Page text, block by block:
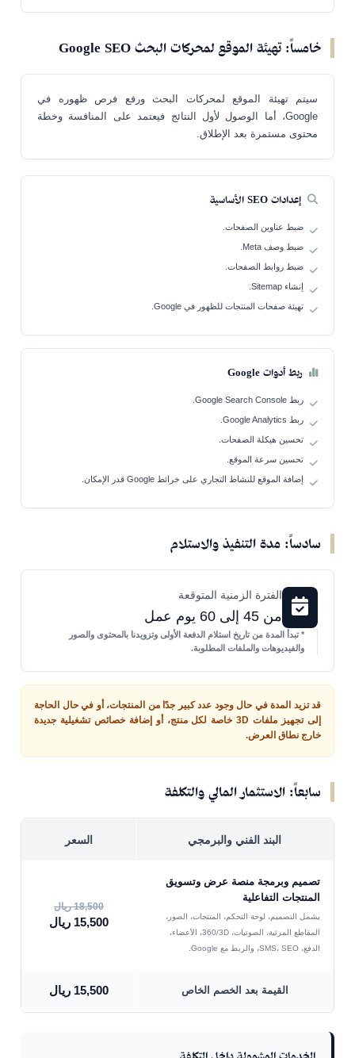
خامساً: تهيئة الموقع لمحركات البحث Google SEO
سيتم تهيئة الموقع لمحركات البحث ورفع فرص ظهوره في
Google، أما الوصول لأول النتائج فيعتمد على المنافسة وخطة
محتوى مستمرة بعد الإطلاق.
إعدادات SEO الأساسية
ضبط عناوين الصفحات.
ضبط وصف Meta.
ضبط روابط الصفحات.
إنشاء Sitemap.
تهيئة صفحات المنتجات للظهور في Google.
ربط أدوات Google
ربط Google Search Console.
ربط Google Analytics.
تحسين هيكلة الصفحات.
تحسين سرعة الموقع.
إضافة الموقع للنشاط التجاري على خرائط Google قدر الإمكان.
سادساً: مدة التنفيذ والاستلام
الفترة الزمنية المتوقعة
من 45 إلى 60 يوم عمل
* تبدأ المدة من تاريخ استلام الدفعة الأولى وتزويدنا بالمحتوى والصور
والفيديوهات والملفات المطلوبة.
قد تزيد المدة في حال وجود عدد كبير جدًا من المنتجات، أو في حال الحاجة
إلى تجهيز ملفات 3D خاصة لكل منتج، أو إضافة خصائص تشغيلية جديدة
خارج نطاق العرض.
سابعاً: الاستثمار المالي والتكلفة
البند الفني والبرمجي السعر
تصميم وبرمجة منصة عرض وتسويق
المنتجات التفاعلية
يشمل التصميم، لوحة التحكم، المنتجات، الصور،
المقاطع المرئية، الصوتيات، 360/3D، الأعضاء،
الدفع، SMS، SEO، والربط مع Google.
18,500 ريال
15,500 ريال
القيمة بعد الخصم الخاص 15,500 ريال